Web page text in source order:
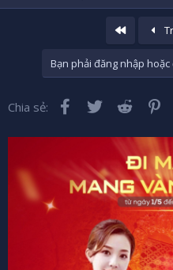
Bạn phải đăng nhập
Chia sẻ: Facebook
Twitter Reddit